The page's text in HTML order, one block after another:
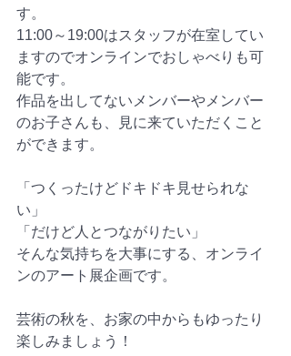
す。
11:00～19:00はスタッフが在室してい
ますのでオンラインでおしゃべりも可
能です。
作品を出してないメンバーやメンバー
のお子さんも、見に来ていただくこと
ができます。
「つくったけどドキドキ見せられな
い」
「だけど人とつながりたい」
そんな気持ちを大事にする、オンライ
ンのアート展企画です。
芸術の秋を、お家の中からもゆったり
楽しみましょう！